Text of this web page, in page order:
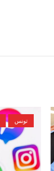
تونس